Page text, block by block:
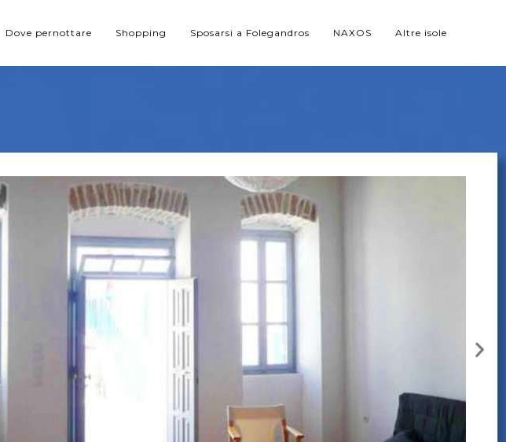
Dove pernottare Shopping Sposarsi a Folegandros NAXOS Altre isole